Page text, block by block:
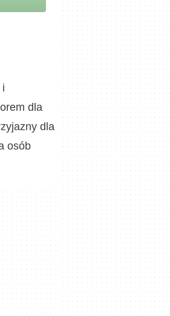
dla
dla
osób